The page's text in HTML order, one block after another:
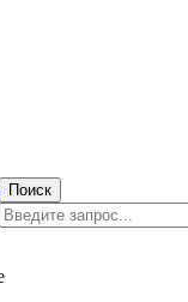
Поиск